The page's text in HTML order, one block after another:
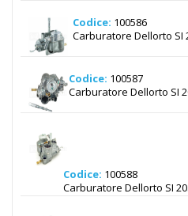
Codice: 100586
Carburatore Dellorto SI
Codice: 100587
Carburatore Dellorto SI
Codice: 100588
Carburatore Dellorto SI